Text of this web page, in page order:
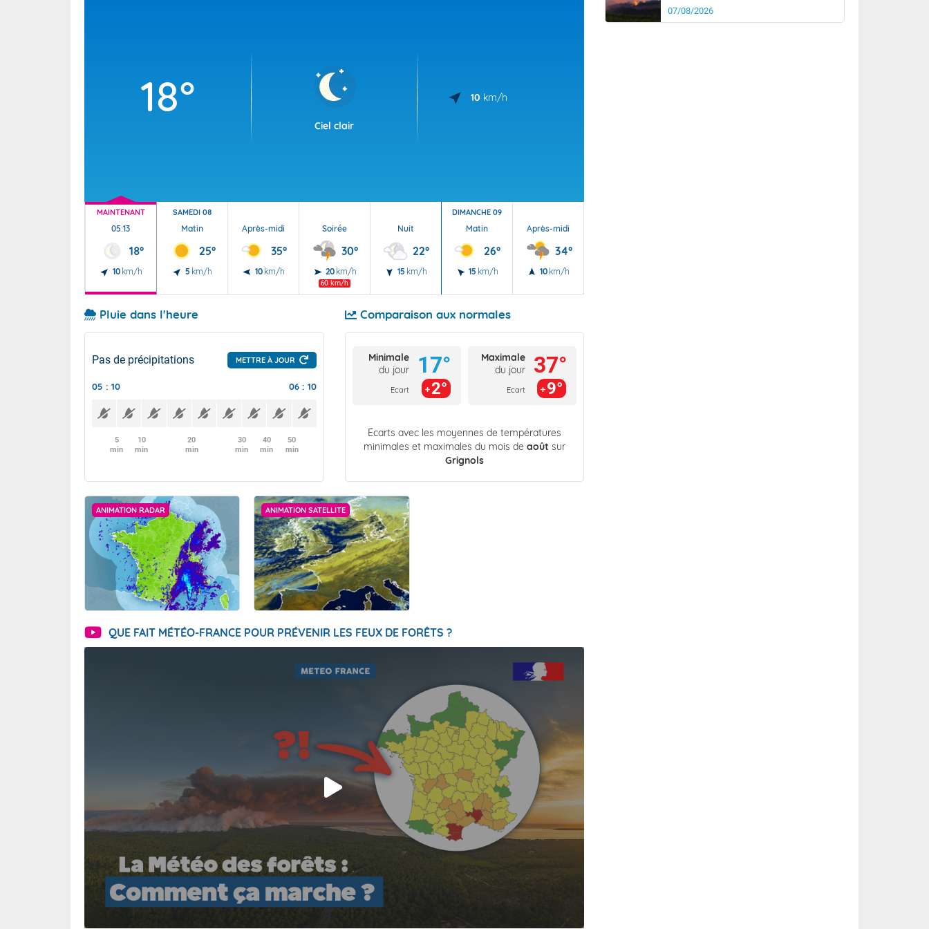
18°
Ciel clair
10 km/h
MAINTENANT
05:13
18°
10 km/h
SAMEDI 08
Matin
25°
5 km/h
Après-midi
35°
10 km/h
Soirée
30°
20 km/h
60 km/h
Nuit
22°
15 km/h
DIMANCHE 09
Matin
26°
15 km/h
Après-midi
34°
10 km/h
Pluie dans l'heure
Pas de précipitations METTRE À JOUR
05 : 10 06 : 10
5
min
10
min
20
min
30
min
40
min
50
min
Comparaison aux normales
Minimale
du jour
Ecart
17°
2°
Maximale
du jour
Ecart
37°
9°
Écarts avec les moyennes de températures
minimales et maximales du mois de août sur
Grignols
ANIMATION RADAR ANIMATION SATELLITE
QUE FAIT MÉTÉO-FRANCE POUR PRÉVENIR LES FEUX DE FORÊTS ?
07/08/2026